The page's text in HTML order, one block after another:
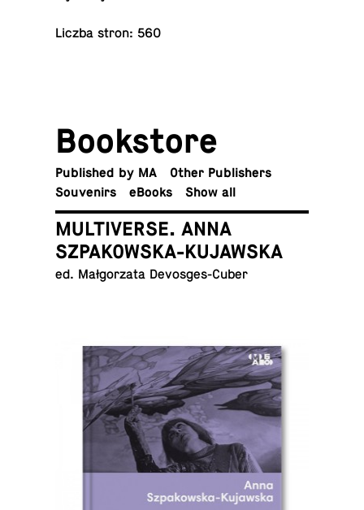
Liczba stron: 560
Book­store
Pub­lished by MA
Other Publishers
Sou­venirs
eBooks Show all
MULTIVERSE. ANNA
SZPAKOWSKA-KUJAWSKA
ed. Małgorzata Devosges-Cuber